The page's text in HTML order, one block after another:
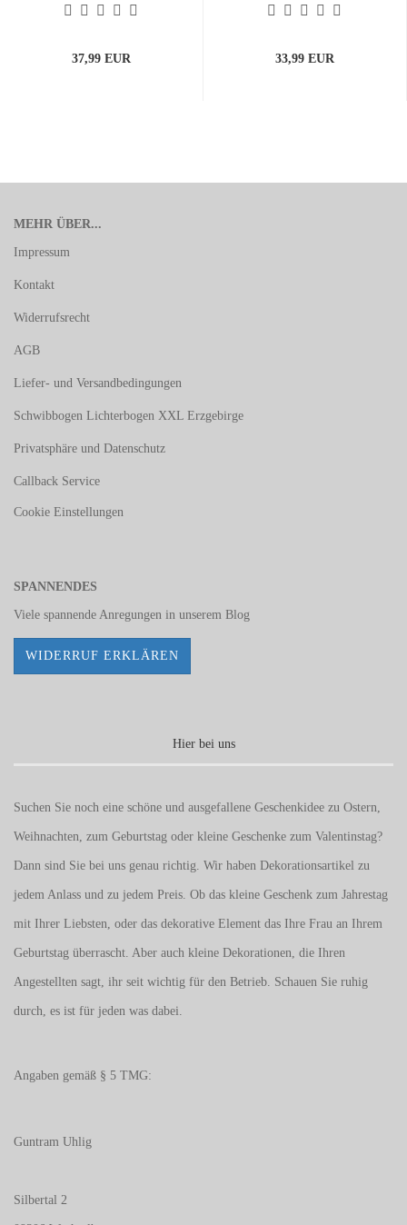
37,99 EUR 33,99 EUR
MEHR ÜBER...
Impressum
Kontakt
Widerrufsrecht
AGB
Liefer- und Versandbedingungen
Schwibbogen Lichterbogen XXL Erzgebirge
Privatsphäre und Datenschutz
Callback Service
Cookie Einstellungen
SPANNENDES
Viele spannende Anregungen in unserem Blog
WIDERRUF ERKLÄREN
Hier bei uns
Suchen Sie noch eine schöne und ausgefallene Geschenkidee zu Ostern,
Weihnachten, zum Geburtstag oder kleine Geschenke zum Valentinstag?
Dann sind Sie bei uns genau richtig. Wir haben Dekorationsartikel zu
jedem Anlass und zu jedem Preis. Ob das kleine Geschenk zum Jahrestag
mit Ihrer Liebsten, oder das dekorative Element das Ihre Frau an Ihrem
Geburtstag überrascht. Aber auch kleine Dekorationen, die Ihren
Angestellten sagt, ihr seit wichtig für den Betrieb. Schauen Sie ruhig
durch, es ist für jeden was dabei.
Angaben gemäß § 5 TMG:
Guntram Uhlig
Silbertal 2